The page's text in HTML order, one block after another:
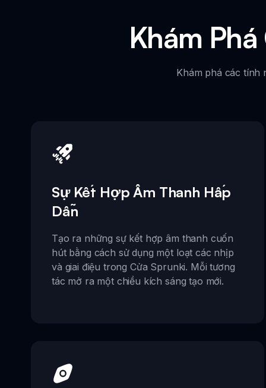
Khám
Khám phá các tính
Sự Kết Hợp Âm Thanh Hấp
Dẫn
Tạo ra những sự kết hợp âm thanh cuốn
hút bằng cách sử dụng một loạt các nhịp
và giai điệu trong Cửa Sprunki. Mỗi tương
tác mở ra một chiều kích sáng tạo mới.